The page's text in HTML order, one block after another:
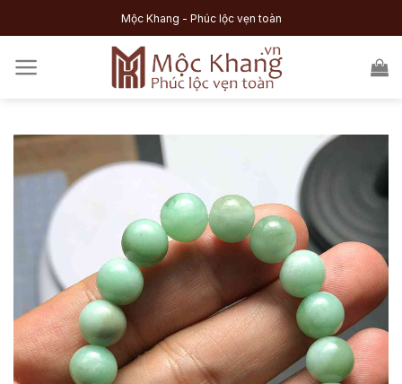
to
Mộc Khang - Phúc lộc vẹn toàn